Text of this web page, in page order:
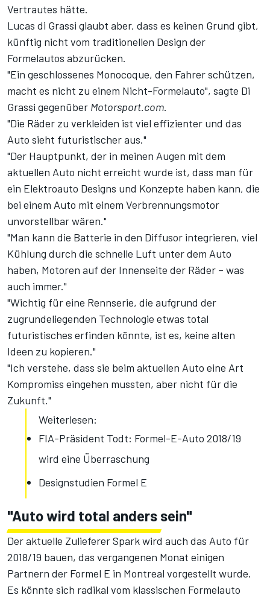
Vertrautes hätte.
Lucas di Grassi glaubt aber, dass es keinen Grund gibt,
künftig nicht vom traditionellen Design der
Formelautos abzurücken.
"Ein geschlossenes Monocoque, den Fahrer schützen,
macht es nicht zu einem Nicht-Formelauto", sagte Di
Grassi gegenüber Motorsport.com.
"Die Räder zu verkleiden ist viel effizienter und das
Auto sieht futuristischer aus."
"Der Hauptpunkt, der in meinen Augen mit dem
aktuellen Auto nicht erreicht wurde ist, dass man für
ein Elektroauto Designs und Konzepte haben kann, die
bei einem Auto mit einem Verbrennungsmotor
unvorstellbar wären."
"Man kann die Batterie in den Diffusor integrieren, viel
Kühlung durch die schnelle Luft unter dem Auto
haben, Motoren auf der Innenseite der Räder – was
auch immer."
"Wichtig für eine Rennserie, die aufgrund der
zugrundeliegenden Technologie etwas total
futuristisches erfinden könnte, ist es, keine alten
Ideen zu kopieren."
"Ich verstehe, dass sie beim aktuellen Auto eine Art
Kompromiss eingehen mussten, aber nicht für die
Zukunft."
Weiterlesen:
FIA-Präsident Todt: Formel-E-Auto 2018/19
wird eine Überraschung
Designstudien Formel E
"Auto wird total anders sein"
Der aktuelle Zulieferer Spark wird auch das Auto für
2018/19 bauen, das vergangenen Monat einigen
Partnern der Formel E in Montreal vorgestellt wurde.
Es könnte sich radikal vom klassischen Formelauto